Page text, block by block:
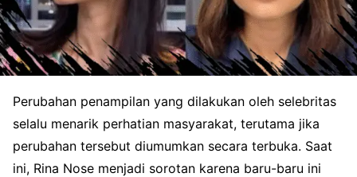
Perubahan penampilan yang dilakukan oleh selebritas
selalu menarik perhatian masyarakat, terutama jika
perubahan tersebut diumumkan secara terbuka. Saat
ini, Rina Nose menjadi sorotan karena baru-baru ini